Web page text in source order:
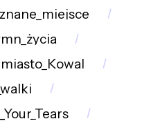
miasto_Kowal